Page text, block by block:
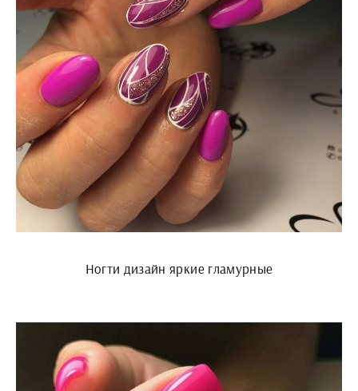
Ногти дизайн яркие гламурные